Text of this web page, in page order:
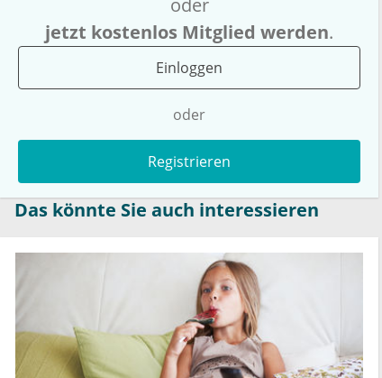
oder
jetzt kostenlos Mitglied werden.
Einloggen
oder
Registrieren
Das könnte Sie auch interessieren